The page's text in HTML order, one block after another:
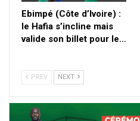
Ebimpé (Côte d’Ivoire) :
le Hafia s’incline mais
valide son billet pour le…
PREV NEXT